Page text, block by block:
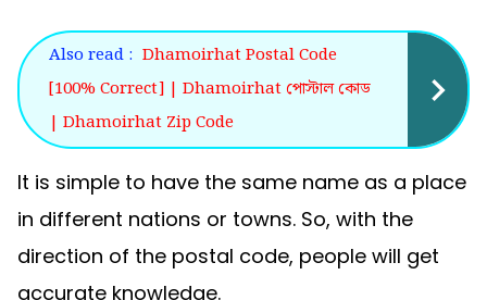
Also read : Dhamoirhat Postal Code
[100% Correct] | Dhamoirhat পোস্টাল কোড
| Dhamoirhat Zip Code
It is simple to have the same name as a place
in different nations or towns. So, with the
direction of the postal code, people will get
accurate knowledge.